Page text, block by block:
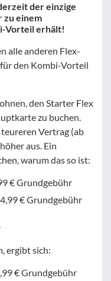
der einzige
zu einem
Vorteil erhält!
alle anderen Flex-
den Kombi-Vorteil
den Starter Flex
zu buchen.
Vertrag (ab
aus. Ein
warum das so ist:
€ Grundgebühr
€ Grundgebühr
ergibt sich:
€ Grundgebühr